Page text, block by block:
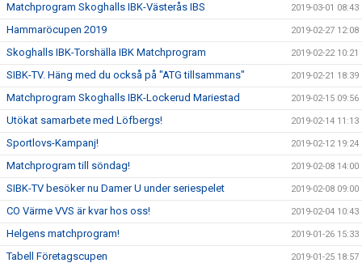
Matchprogram Skoghalls IBK-Västerås IBS 2019-03-01 08:43
Hammaröcupen 2019 2019-02-27 12:08
Skoghalls IBK-Torshälla IBK Matchprogram 2019-02-22 10:21
SIBK-TV. Häng med du också på "ATG tillsammans" 2019-02-21 18:39
Matchprogram Skoghalls IBK-Lockerud Mariestad 2019-02-15 09:56
Utökat samarbete med Löfbergs! 2019-02-14 11:13
Sportlovs-Kampanj! 2019-02-12 19:24
Matchprogram till söndag! 2019-02-08 14:00
SIBK-TV besöker nu Damer U under seriespelet 2019-02-08 09:00
CO Värme VVS är kvar hos oss! 2019-02-04 10:43
Helgens matchprogram! 2019-01-26 15:33
Tabell Företagscupen 2019-01-25 18:57